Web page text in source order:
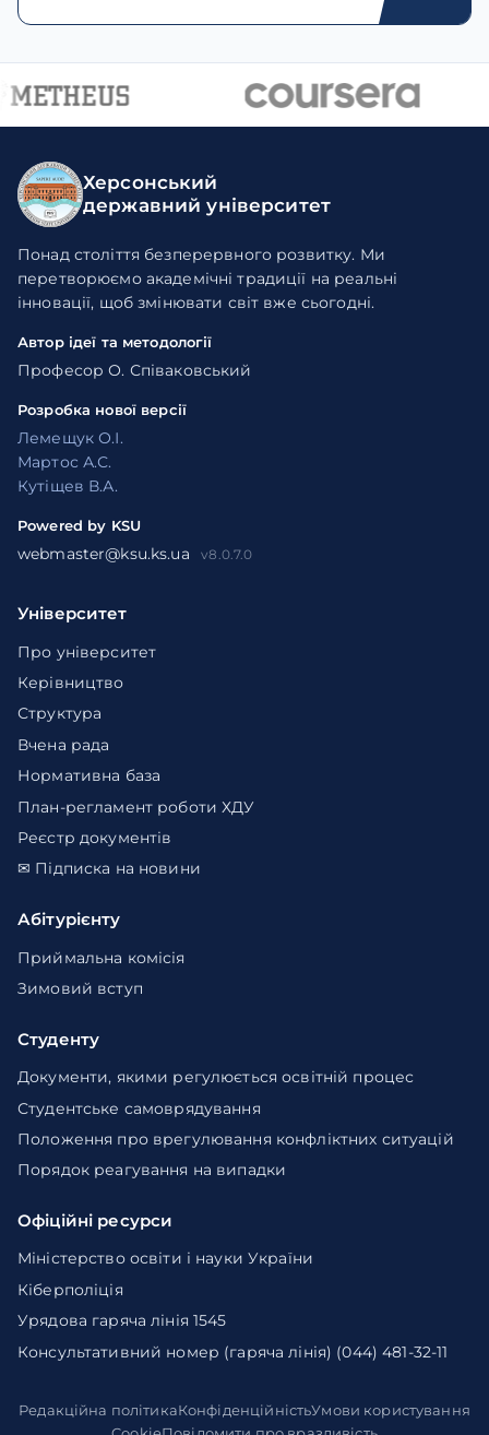
Херсонський
державний університет
Понад століття безперервного розвитку. Ми
перетворюємо академічні традиції на реальні
інновації, щоб змінювати світ вже сьогодні.
Автор ідеї та методології
Професор О. Співаковський
Розробка нової версії
Лемещук О.І.
Мартос А.С.
Кутіщев В.А.
Powered by KSU
webmaster@ksu.ks.ua v8.0.7.0
Університет
Про університет
Керівництво
Структура
Вчена рада
Нормативна база
План-регламент роботи ХДУ
Реєстр документів
✉ Підписка на новини
Абітурієнту
Приймальна комісія
Зимовий вступ
Студенту
Документи, якими регулюється освітній процес
Студентське самоврядування
Положення про врегулювання конфліктних ситуацій
Порядок реагування на випадки
Офіційні ресурси
Міністерство освіти і науки України
Кіберполіція
Урядова гаряча лінія 1545
Консультативний номер (гаряча лінія) (044) 481-32-11
Редакційна політикаКонфіденційністьУмови користування